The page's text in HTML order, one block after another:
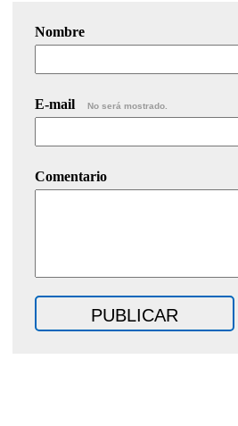
Nombre
E-mail No será mostrado.
Comentario